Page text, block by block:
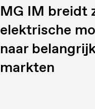
MG IM breidt
elektrische
naar
markten